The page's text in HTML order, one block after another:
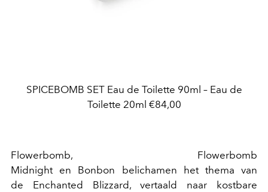
SPICEBOMB SET Eau de Toilette 90ml – Eau de
Toilette 20ml €84,00
Flowerbomb, Flowerbomb
Midnight en Bonbon belichamen het thema van
de Enchanted Blizzard, vertaald naar kostbare